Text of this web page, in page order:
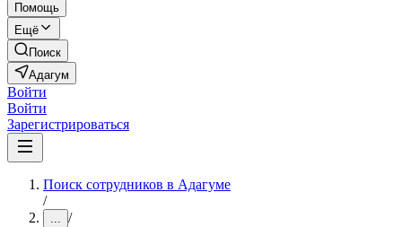
Помощь
Ещё
Поиск
Адагум
Войти
Войти
Зарегистрироваться
Поиск сотрудников в Адагуме
/
... /